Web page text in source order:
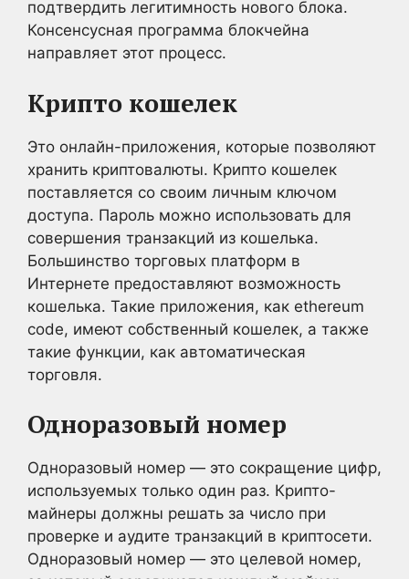
подтвердить легитимность нового блока.
Консенсусная программа блокчейна
направляет этот процесс.
Крипто кошелек
Это онлайн-приложения, которые позволяют
хранить криптовалюты. Крипто кошелек
поставляется со своим личным ключом
доступа. Пароль можно использовать для
совершения транзакций из кошелька.
Большинство торговых платформ в
Интернете предоставляют возможность
кошелька. Такие приложения, как ethereum
code, имеют собственный кошелек, а также
такие функции, как автоматическая
торговля.
Одноразовый номер
Одноразовый номер — это сокращение цифр,
используемых только один раз. Крипто-
майнеры должны решать за число при
проверке и аудите транзакций в криптосети.
Одноразовый номер — это целевой номер,